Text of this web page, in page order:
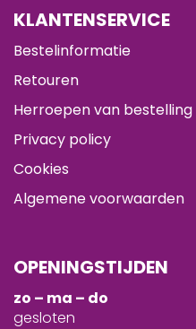
KLANTENSERVICE
Bestelinformatie
Retouren
Herroepen van bestelling
Privacy policy
Cookies
Algemene voorwaarden
OPENINGSTIJDEN
zo – ma – do
gesloten